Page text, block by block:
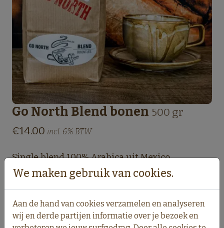
Go North Blend bonen 500 gr
€14.00 incl. 6% BTW
Single blend 100% Arabica uit Mexico.
In winkelmand
We maken gebruik van cookies.
Aan de hand van cookies verzamelen en analyseren
wij en derde partijen informatie over je bezoek en